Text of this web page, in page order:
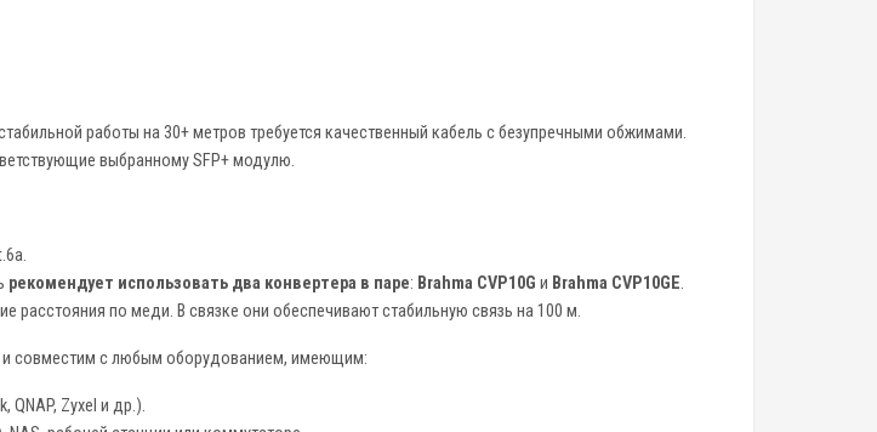
работы на 30+ метров требуется качественный кабель с безупречными обжимами.
выбранному SFP+ модулю.
рекомендует использовать два конвертера в паре: Brahma CVP10G и Brahma CVP10GE.
расстояния по меди. В связке они обеспечивают стабильную связь на 100 м.
и совместим с любым оборудованием, имеющим:
QNAP, Zyxel и др.).